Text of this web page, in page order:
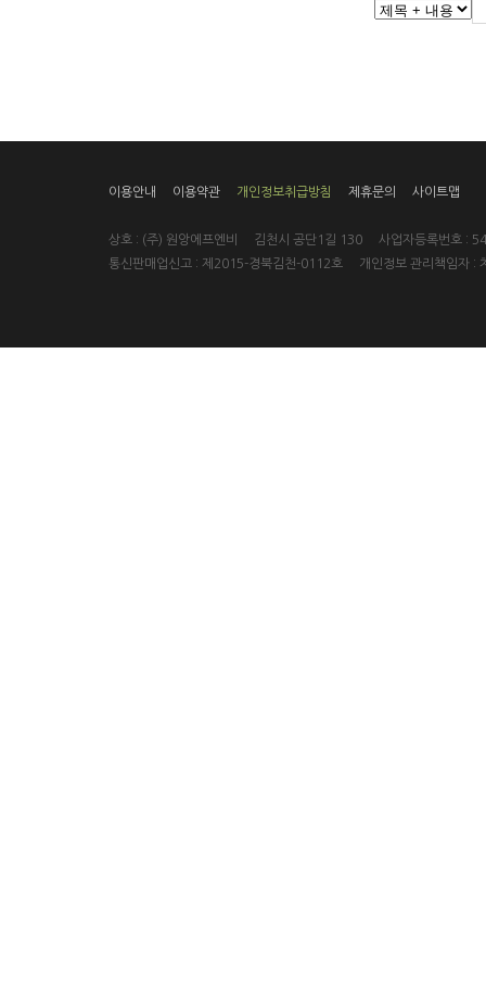
이용안내 이용약관 개인정보취급방침 제휴문의 사이트맵
상호 : (주) 원앙에프엔비 김천시 공단1길 130 사업자등록번호 :
통신판매업신고 : 제2015-경북김천-0112호 개인정보 관리책임자 :